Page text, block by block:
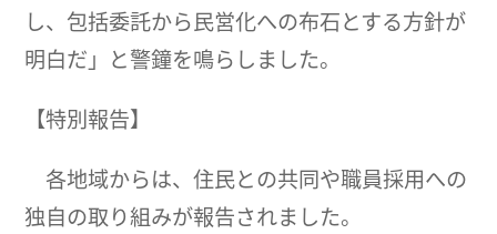
し、包括委託から民営化への布石とする方針が
明白だ」と警鐘を鳴らしました。
【特別報告】
各地域からは、住民との共同や職員採用への
独自の取り組みが報告されました。